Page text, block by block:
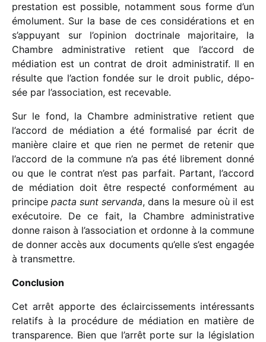
pres­ta­tion est possible, notam­ment sous forme d’un
émolu­ment. Sur la base de ces consi­dé­ra­tions et en
s’appuyant sur l’opinion doctri­nale majo­ri­taire, la
Chambre admi­nis­tra­tive retient que l’accord de
média­tion est un contrat de droit admi­nis­tra­tif. Il en
résulte que l’action fondée sur le droit public, dépo­
sée par l’association, est recevable.
Sur le fond, la Chambre admi­nis­tra­tive retient que
l’accord de média­tion a été forma­lisé par écrit de
manière claire et que rien ne permet de rete­nir que
l’accord de la commune n’a pas été libre­ment donné
ou que le contrat n’est pas parfait. Partant, l’accord
de média­tion doit être respecté confor­mé­ment au
prin­cipe pacta sunt servanda, dans la mesure où il est
exécu­toire. De ce fait, la Chambre admi­nis­tra­tive
donne raison à l’association et ordonne à la commune
de donner accès aux docu­ments qu’elle s’est enga­gée
à transmettre.
Conclusion
Cet arrêt apporte des éclair­cis­se­ments inté­res­sants
rela­tifs à la procé­dure de média­tion en matière de
trans­pa­rence. Bien que l’arrêt porte sur la légis­la­tion